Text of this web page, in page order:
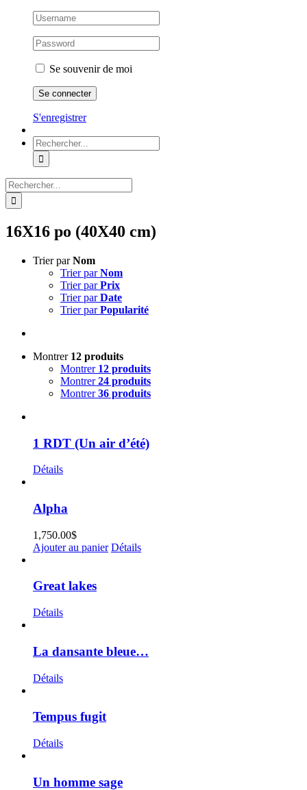
Se souvenir de moi
S'enregistrer
Rechercher:
Rechercher:
16X16 po (40X40 cm)
Trier parNom
Trier parNom
Trier parPrix
Trier parDate
Trier parPopularité
Montrer 12 produits
Montrer 12 produits
Montrer24 produits
Montrer36 produits
1 RDT (Un air d’été)
Détails
Alpha
1,750.00$
Ajouter au panier Détails
Great lakes
Détails
La dansante bleue…
Détails
Tempus fugit
Détails
Un homme sage